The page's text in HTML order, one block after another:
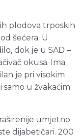
plodova trposkih
šećera. U
dok je u SAD –
okusa. Ima
je pri visokim
u žvakaćim
umjetno
dijabetičari. 200